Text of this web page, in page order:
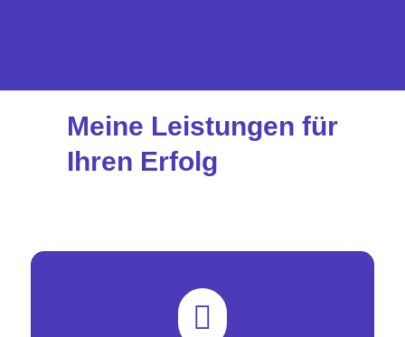
Meine Leistungen für
Ihren Erfolg
